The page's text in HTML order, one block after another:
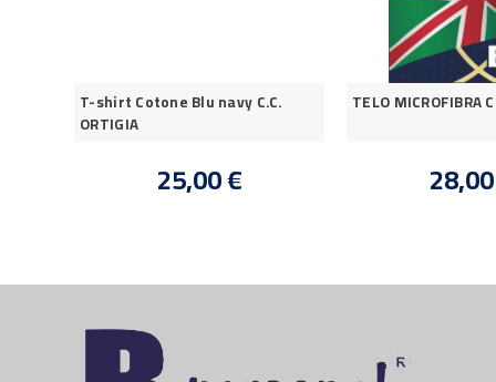
T-shirt Cotone Blu navy C.C.
ORTIGIA
25,00 €
TELO MICROFIBRA